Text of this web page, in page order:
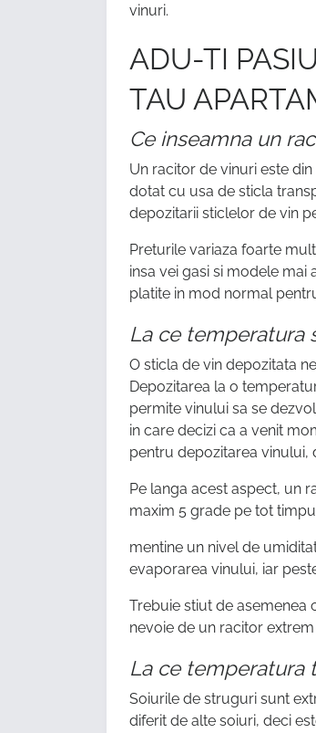
vinuri.
ADU-TI
TAU
Ce inseamna un
Un racitor de vinuri este
dotat cu usa de sticla
depozitarii sticlelor de vin
Preturile variaza foarte
insa vei gasi si modele
platite in mod normal
La ce temperatura
O sticla de vin depozitata
Depozitarea la o
permite vinului sa se
in care decizi ca a venit
pentru depozitarea vinului,
Pe langa acest aspect, un
maxim 5 grade pe tot
mentine un nivel de
evaporarea vinului, iar
Trebuie stiut de asemenea
nevoie de un racitor
La ce temperatura
Soiurile de struguri sunt
diferit de alte soiuri, deci